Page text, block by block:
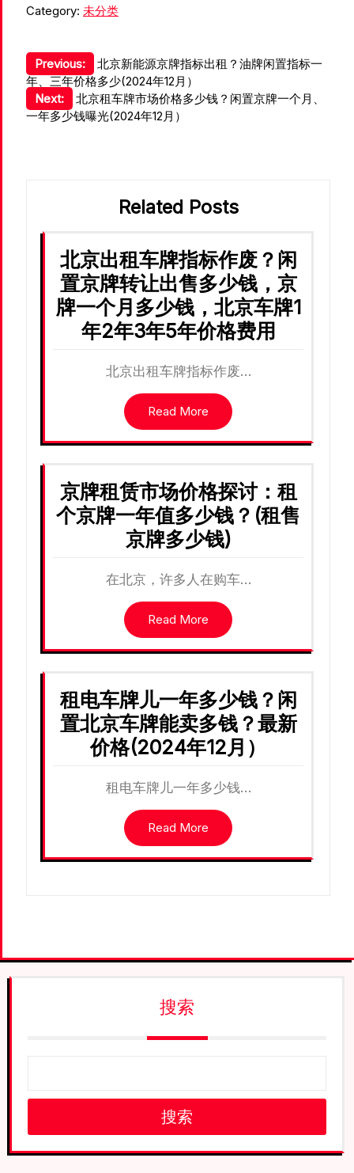
Category: 未分类
文
章
导
Previous:
北京新能源京牌指标出租？油牌闲置指标一
年、三年价格多少(2024年12月）
Next:
北京租车牌市场价格多少钱？闲置京牌一个月、
一年多少钱曝光(2024年12月）
Related Posts
北京出租车牌指标作废？闲
置京牌转让出售多少钱，京
牌一个月多少钱，北京车牌1
年2年3年5年价格费用
北京出租车牌指标作废…
Read More
京牌租赁市场价格探讨：租
个京牌一年值多少钱？(租售
京牌多少钱)
在北京，许多人在购车…
Read More
租电车牌儿一年多少钱？闲
置北京车牌能卖多钱？最新
价格(2024年12月）
租电车牌儿一年多少钱…
Read More
搜索
搜索